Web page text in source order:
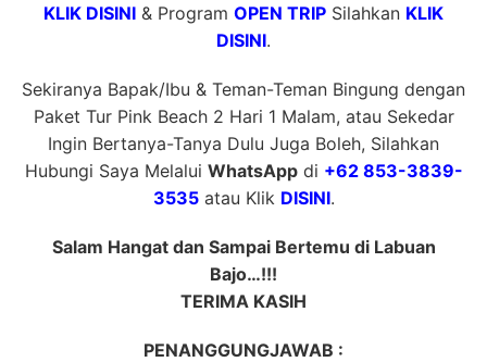
KLIK DISINI & Program OPEN TRIP Silahkan KLIK
DISINI.
Sekiranya Bapak/Ibu & Teman-Teman Bingung dengan
Paket Tur Pink Beach 2 Hari 1 Malam, atau Sekedar
Ingin Bertanya-Tanya Dulu Juga Boleh, Silahkan
Hubungi Saya Melalui WhatsAppdi +62 853-3839-
3535atau Klik DISINI.
Salam Hangat dan Sampai Bertemu di Labuan
Bajo…!!!
TERIMA KASIH
PENANGGUNGJAWAB :